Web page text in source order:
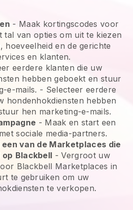
- Maak kortingscodes voor
tal van opties om uit te kiezen
hoeveelheid en de gerichte
en klanten.
eerdere klanten die uw
hebben geboekt en stuur
e-mails. - Selecteer eerdere
hondenhokdiensten hebben
hen marketing-e-mails.
- Maak en start een
sociale media-partners.
van de Marketplaces die
op Blackbell -Vergroot uw
Blackbell Marketplaces in
te gebruiken om uw
te verkopen.